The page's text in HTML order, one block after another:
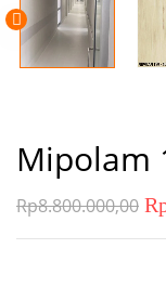
Mipolam
Rp8.800.000,00